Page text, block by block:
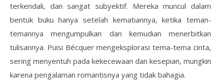
terkendali, dan sangat subyektif. Mereka muncul dalam
bentuk buku hanya setelah kematiannya, ketika teman-
temannya mengumpulkan dan kemudian menerbitkan
tulisannya. Puisi Bécquer mengeksplorasi tema-tema cinta,
sering menyentuh pada kekecewaan dan kesepian, mungkin
karena pengalaman romantisnya yang tidak bahagia.